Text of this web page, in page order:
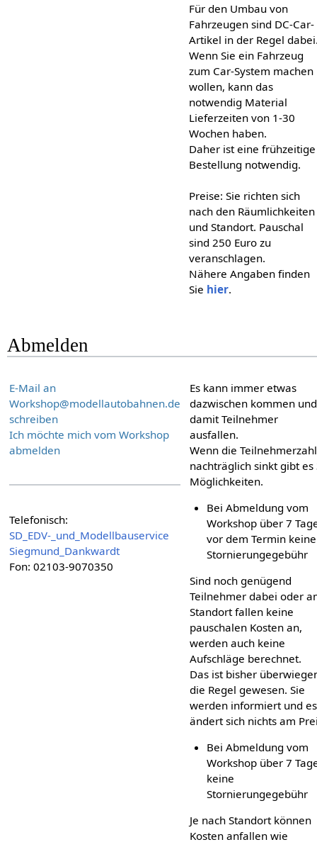
Für den Umbau von
Fahrzeugen sind DC-Car-
Artikel in der Regel
Wenn Sie ein Fahrzeug
zum Car-System machen
wollen, kann das
notwendig Material
Lieferzeiten von 1-30
Wochen haben.
Daher ist eine frühzeitige
Bestellung notwendig.
Preise: Sie richten sich
nach den Räumlichkeiten
und Standort. Pauschal
sind 250 Euro zu
veranschlagen.
Nähere Angaben finden
Sie hier.
Abmelden
E-Mail an
Workshop@modellautobahnen.de
schreiben
Ich möchte mich vom Workshop
abmelden
Telefonisch:
SD_EDV-_und_Modellbauservice
Siegmund_Dankwardt
Fon: 02103-9070350
Es kann immer etwas
dazwischen kommen und
damit Teilnehmer
ausfallen.
Wenn die Teilnehmerzahl
nachträglich sinkt gibt es
Möglichkeiten.
Bei Abmeldung vom
Workshop über 7
vor dem Termin keine
Stornierungegebühr
Sind noch genügend
Teilnehmer dabei oder
Standort fallen keine
pauschalen Kosten an,
werden auch keine
Aufschläge berechnet.
Das ist bisher
die Regel gewesen. Sie
werden informiert und es
ändert sich nichts am
Bei Abmeldung vom
Workshop über 7
keine
Stornierungegebühr
Je nach Standort können
Kosten anfallen wie